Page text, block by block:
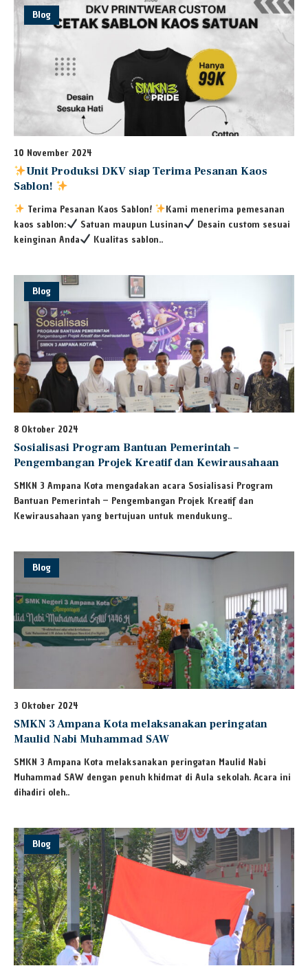
Blog
10 November 2024
Unit Produksi DKV siap Terima Pesanan Kaos
Sablon!
Terima Pesanan Kaos Sablon!
Kami menerima pemesanan
kaos sablon:
Satuan maupun Lusinan
Desain custom sesuai
keinginan Anda
Kualitas sablon..
Blog
8 Oktober 2024
Sosialisasi Program Bantuan Pemerintah –
Pengembangan Projek Kreatif dan Kewirausahaan
SMKN 3 Ampana Kota mengadakan acara Sosialisasi Program
Bantuan Pemerintah – Pengembangan Projek Kreatif dan
Kewirausahaan yang bertujuan untuk mendukung..
Blog
3 Oktober 2024
SMKN 3 Ampana Kota melaksanakan peringatan
Maulid Nabi Muhammad SAW
SMKN 3 Ampana Kota melaksanakan peringatan Maulid Nabi
Muhammad SAW dengan penuh khidmat di Aula sekolah. Acara ini
dihadiri oleh..
Blog